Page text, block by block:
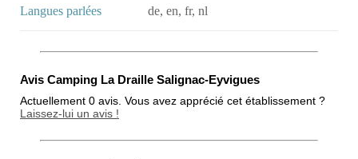
Langues parlées de, en, fr, nl
Avis Camping La Draille Salignac-Eyvigues
Actuellement 0 avis. Vous avez apprécié cet établissement ?
Laissez-lui un avis !